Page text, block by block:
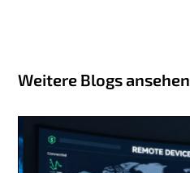
Weitere Blogs ansehen